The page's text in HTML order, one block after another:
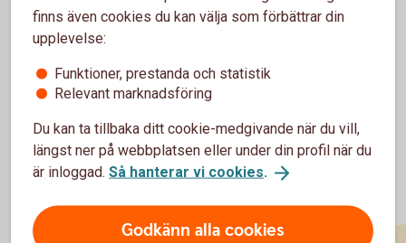
Inställningar, Kassa-och bankkonton för att där också
aktivera ert bankkonto för bankkoppling (detta bör göras
samma dag eller innan avtalet är signerat).
finns även cookies du kan välja som förbättrar din
upplevelse:
Funktioner, prestanda och statistik
Relevant marknadsföring
Du kan ta tillbaka ditt cookie-medgivande när du vill,
längst ner på webbplatsen eller under din profil när du
är inloggad. Så hanterar vi cookies.
Godkänn alla cookies